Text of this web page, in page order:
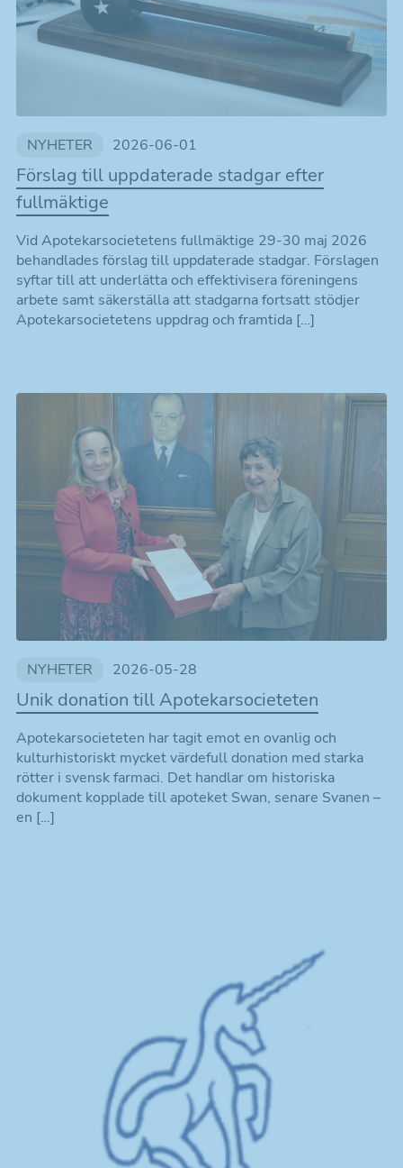
NYHETER 2026-06-01
Förslag till uppdaterade stadgar efter
fullmäktige
Vid Apotekarsocietetens fullmäktige 29-30 maj 2026
behandlades förslag till uppdaterade stadgar. Förslagen
syftar till att underlätta och effektivisera föreningens
arbete samt säkerställa att stadgarna fortsatt stödjer
Apotekarsocietetens uppdrag och framtida […]
NYHETER 2026-05-28
Unik donation till Apotekarsocieteten
Apotekarsocieteten har tagit emot en ovanlig och
kulturhistoriskt mycket värdefull donation med starka
rötter i svensk farmaci. Det handlar om historiska
dokument kopplade till apoteket Swan, senare Svanen –
en […]